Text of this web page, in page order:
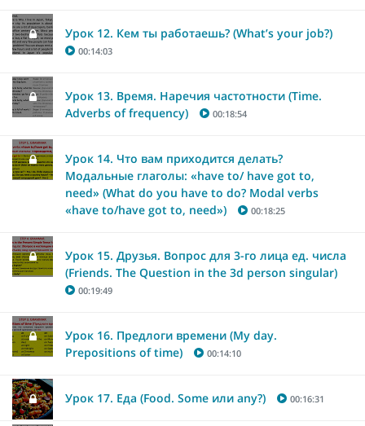
Урок 12. Кем ты работаешь? (What’s your job?)
00:14:03
Урок 13. Время. Наречия частотности (Time.
Adverbs of frequency)
00:18:54
Урок 14. Что вам приходится делать?
Модальные глаголы: «have to/ have got to,
need» (What do you have to do? Modal verbs
«have to/have got to, need»)
00:18:25
Урок 15. Друзья. Вопрос для 3-го лица ед. числа
(Friends. The Question in the 3d person singular)
00:19:49
Урок 16. Предлоги времени (My day.
Prepositions of time)
00:14:10
Урок 17. Еда (Food. Some или any?) 00:16:31